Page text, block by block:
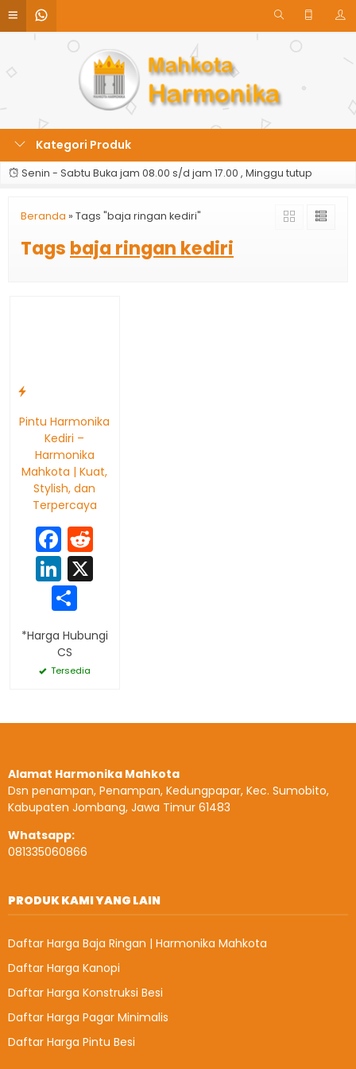
Kategori Produk
Senin - Sabtu Buka jam 08.00 s/d jam 17.00 , Minggu tutup
Beranda » Tags "baja ringan kediri"
Tags baja ringan kediri
Pintu Harmonika
Kediri –
Harmonika
Mahkota | Kuat,
Stylish, dan
Terpercaya
Facebook
LinkedIn
*Harga Hubungi
CS
Tersedia
Alamat Harmonika Mahkota
Dsn penampan, Penampan, Kedungpapar, Kec. Sumobito,
Kabupaten Jombang, Jawa Timur 61483
Whatsapp:
081335060866
PRODUK KAMI YANG LAIN
Daftar Harga Baja Ringan | Harmonika Mahkota
Daftar Harga Kanopi
Daftar Harga Konstruksi Besi
Daftar Harga Pagar Minimalis
Daftar Harga Pintu Besi